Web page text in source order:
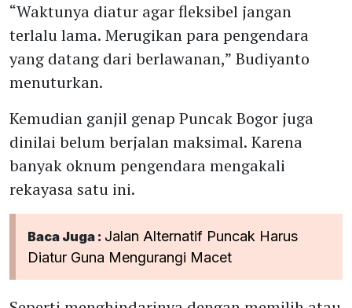
“Waktunya diatur agar fleksibel jangan
terlalu lama. Merugikan para pengendara
yang datang dari berlawanan,” Budiyanto
menuturkan.
Kemudian ganjil genap Puncak Bogor juga
dinilai belum berjalan maksimal. Karena
banyak oknum pengendara mengakali
rekayasa satu ini.
Baca Juga : Jalan Alternatif Puncak Harus
Diatur Guna Mengurangi Macet